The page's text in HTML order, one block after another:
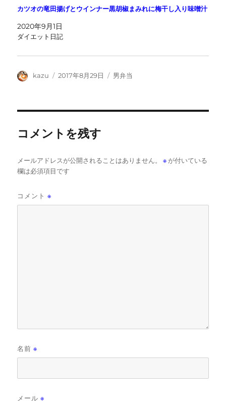
カツオの竜田揚げとウインナー黒胡椒まみれに梅干し入り味噌汁
2020年9月1日
ダイエット日記
投
kazu
投
2017年8月29日
カ
男弁当
コメントを残す
メールアドレスが公開されることはありません。 ※ が付いている
欄は必須項目です
コメント※
名前※
メール※